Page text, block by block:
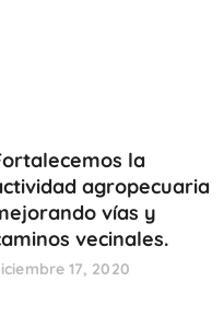
la
agropecuaria
vías y
vecinales.
17, 2020